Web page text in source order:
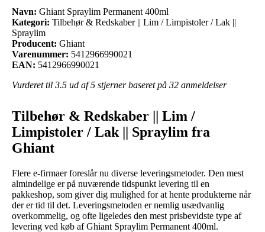
Navn: Ghiant Spraylim Permanent 400ml
Kategori: Tilbehør & Redskaber || Lim / Limpistoler / Lak ||
Spraylim
Producent: Ghiant
Varenummer: 5412966990021
EAN: 5412966990021
Vurderet til 3.5 ud af 5 stjerner baseret på 32 anmeldelser
Tilbehør & Redskaber || Lim /
Limpistoler / Lak || Spraylim fra
Ghiant
Flere e-firmaer foreslår nu diverse leveringsmetoder. Den mest
almindelige er på nuværende tidspunkt levering til en
pakkeshop, som giver dig mulighed for at hente produkterne når
der er tid til det. Leveringsmetoden er nemlig usædvanlig
overkommelig, og ofte ligeledes den mest prisbevidste type af
levering ved køb af Ghiant Spraylim Permanent 400ml.